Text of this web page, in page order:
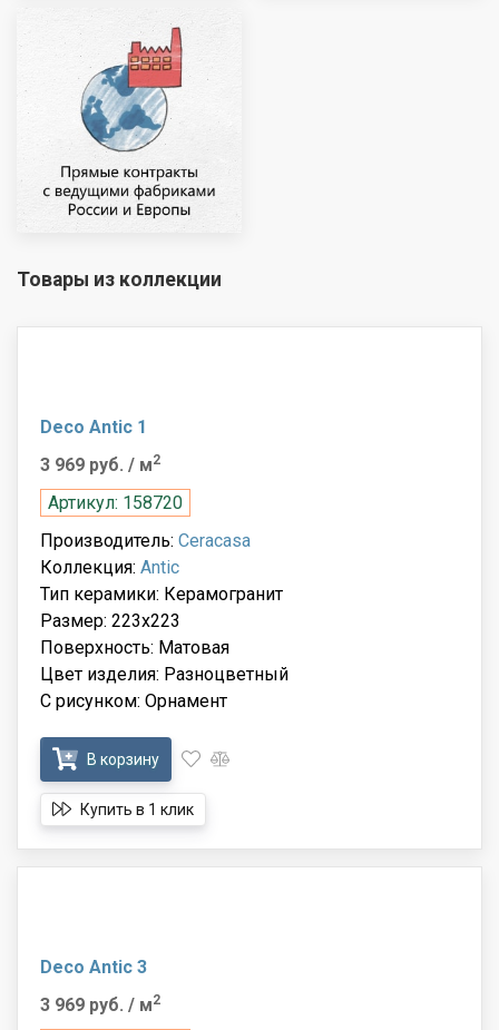
Товары из коллекции
Deco Antic 1
3 969 руб. / м2
Артикул: 158720
Производитель: Ceracasa
Коллекция: Antic
Тип керамики: Керамогранит
Размер: 223x223
Поверхность: Матовая
Цвет изделия: Разноцветный
С рисунком: Орнамент
В корзину
Купить в 1 клик
Deco Antic 3
3 969 руб. / м2